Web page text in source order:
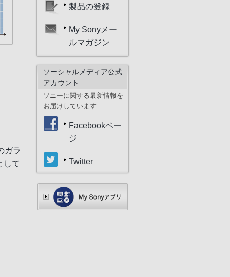
ガラ
して
製品の登録
My Sonyメー
ルマガジン
ソーシャルメディア公式
アカウント
ソニーに関する最新情報を
お届けしています
Facebookペー
ジ
Twitter